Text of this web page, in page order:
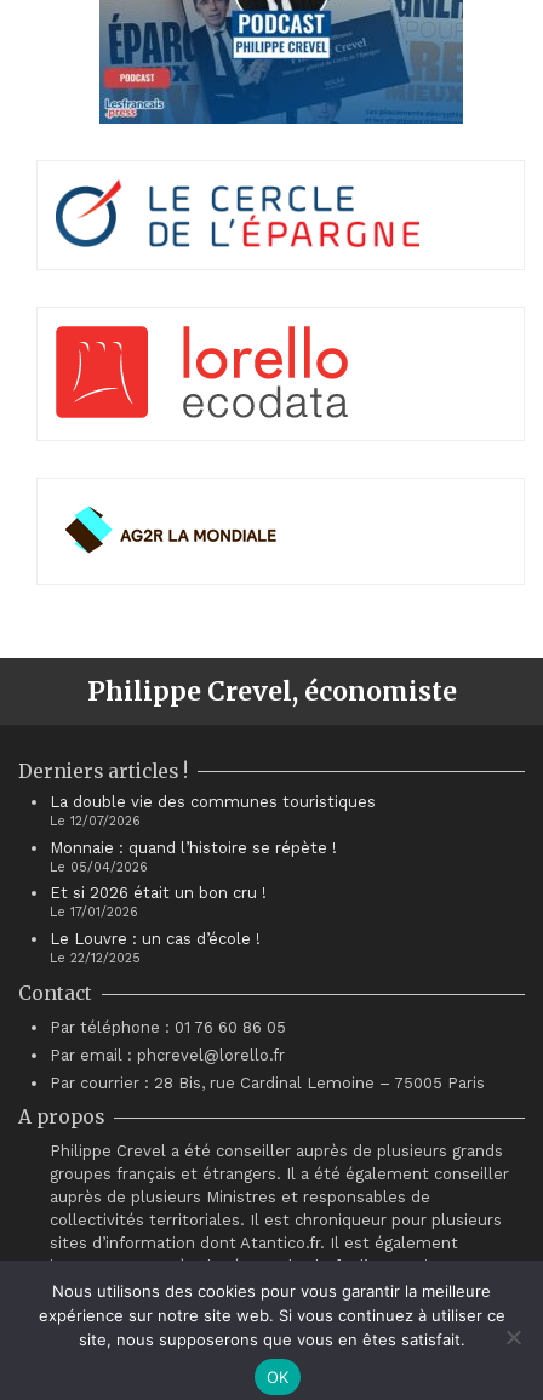
Philippe Crevel, économiste
Derniers articles !
La double vie des communes touristiques
Le 12/07/2026
Monnaie : quand l’histoire se répète !
Le 05/04/2026
Et si 2026 était un bon cru !
Le 17/01/2026
Le Louvre : un cas d’école !
Le 22/12/2025
Contact
Par téléphone : 01 76 60 86 05
Par email : phcrevel@lorello.fr
Par courrier : 28 Bis, rue Cardinal Lemoine – 75005 Paris
A propos
Philippe Crevel a été conseiller auprès de plusieurs grands
groupes français et étrangers. Il a été également conseiller
auprès de plusieurs Ministres et responsables de
collectivités territoriales. Il est chroniqueur pour plusieurs
sites d’information dont Atantico.fr. Il est également
intervenant auprès du réseau de chefs d’entreprises
“Association pour le Progrès du Management” (APM).
© Philippe Crevel 2021.
Nous utilisons des cookies pour vous garantir la meilleure
expérience sur notre site web. Si vous continuez à utiliser ce
site, nous supposerons que vous en êtes satisfait.
OK